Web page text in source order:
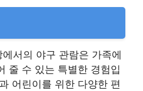
서의 야구 관람은 가족에
줄 수 있는 특별한 경험입
어린이를 위한 다양한 편